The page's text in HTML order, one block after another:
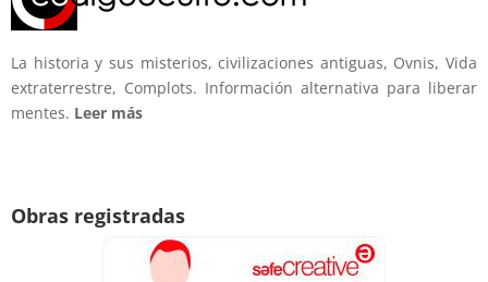
La historia y sus misterios, civilizaciones antiguas, Ovnis, Vida
extraterrestre, Complots. Información alternativa para liberar
mentes. Leer más
Obras registradas